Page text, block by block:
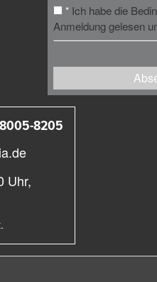
* Ich habe die
Anmeldung gelesen
8205
Uhr,